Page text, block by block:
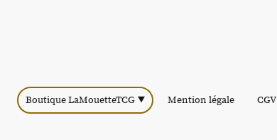
Boutique LaMouetteTCG Mention légale CGV